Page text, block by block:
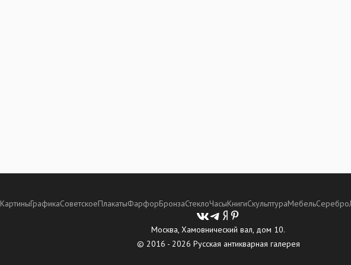
КартиныГрафикаСоветскоеПлакатыФарфорБронзаСтеклоЧасыКнигиСкульптураМебельСеребро
Москва, Хамовнический вал, дом 10.
© 2016 - 2026 Русская антикварная галерея